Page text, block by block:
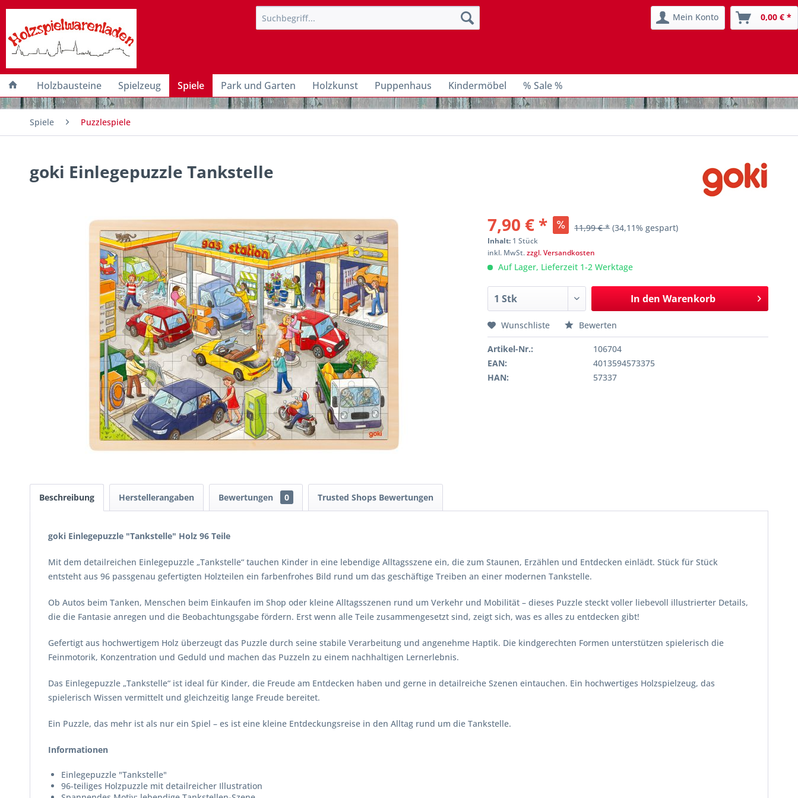
Mein Konto 0,00 € *
Holzbausteine Spielzeug Spiele Park und Garten Holzkunst Puppenhaus Kindermöbel % Sale %
Spiele Puzzlespiele
goki Einlegepuzzle Tankstelle
7,90 € * 11,99 € * (34,11% gespart)
Inhalt: 1 Stück
inkl. MwSt.zzgl. Versandkosten
Auf Lager, Lieferzeit 1-2 Werktage
In den Warenkorb
Wunschliste Bewerten
Artikel-Nr.:
106704
EAN:
4013594573375
HAN:
57337
Beschreibung Herstellerangaben Bewertungen 0 Trusted Shops Bewertungen
goki Einlegepuzzle "Tankstelle" Holz 96 Teile
Mit dem detailreichen Einlegepuzzle „Tankstelle“ tauchen Kinder in eine lebendige Alltagsszene ein, die zum Staunen, Erzählen und Entdecken einlädt. Stück für Stück
entsteht aus 96 passgenau gefertigten Holzteilen ein farbenfrohes Bild rund um das geschäftige Treiben an einer modernen Tankstelle.
Ob Autos beim Tanken, Menschen beim Einkaufen im Shop oder kleine Alltagsszenen rund um Verkehr und Mobilität – dieses Puzzle steckt voller liebevoll illustrierter Details,
die die Fantasie anregen und die Beobachtungsgabe fördern. Erst wenn alle Teile zusammengesetzt sind, zeigt sich, was es alles zu entdecken gibt!
Gefertigt aus hochwertigem Holz überzeugt das Puzzle durch seine stabile Verarbeitung und angenehme Haptik. Die kindgerechten Formen unterstützen spielerisch die
Feinmotorik, Konzentration und Geduld und machen das Puzzeln zu einem nachhaltigen Lernerlebnis.
Das Einlegepuzzle „Tankstelle“ ist ideal für Kinder, die Freude am Entdecken haben und gerne in detailreiche Szenen eintauchen. Ein hochwertiges Holzspielzeug, das
spielerisch Wissen vermittelt und gleichzeitig lange Freude bereitet.
Ein Puzzle, das mehr ist als nur ein Spiel – es ist eine kleine Entdeckungsreise in den Alltag rund um die Tankstelle.
Informationen
Einlegepuzzle "Tankstelle"
96-teiliges Holzpuzzle mit detailreicher Illustration